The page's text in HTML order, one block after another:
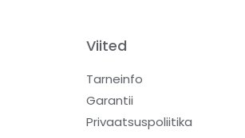
Viited
Tarneinfo
Garantii
Privaatsuspoliitika